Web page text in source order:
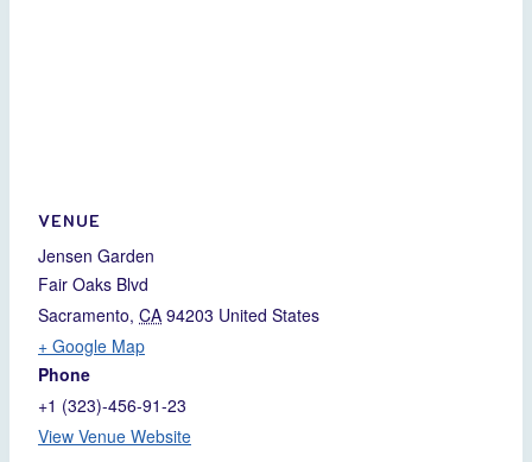
VENUE
Jensen Garden
Fair Oaks Blvd
Sacramento, CA 94203 United States
+ Google Map
Phone
+1 (323)-456-91-23
View Venue Website